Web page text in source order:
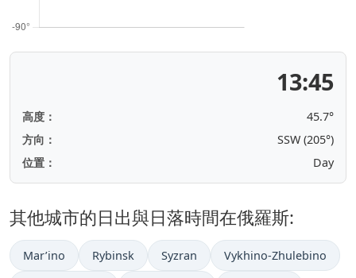
13:45
高度：
45.7°
方向：
SSW (205°)
位置：
Day
其他城市的日出與日落時間在俄羅斯:
Mar’ino Rybinsk Syzran Vykhino-Zhulebino